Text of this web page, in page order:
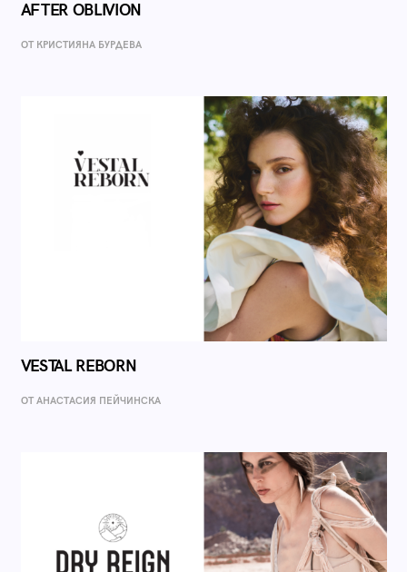
AFTER OBLIVION
ОТ КРИСТИЯНА БУРДЕВА
VESTAL REBORN
ОТ AНАСТАСИЯ ПЕЙЧИНСКА